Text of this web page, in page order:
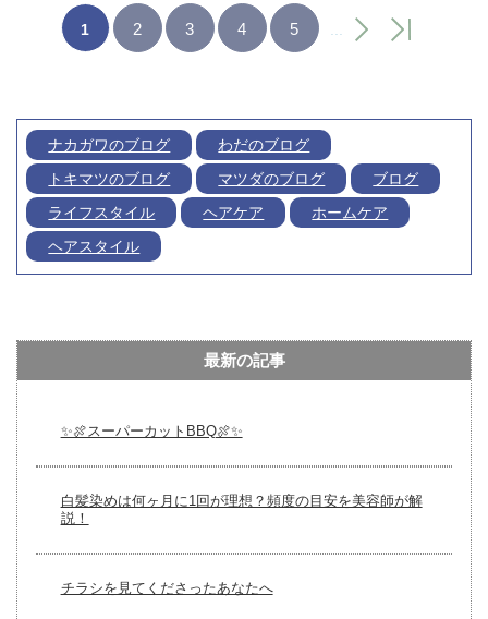
1 2 3 4 5
ナカガワのブログ
わだのブログ
トキマツのブログ
マツダのブログ
ブログ
ライフスタイル
ヘアケア
ホームケア
ヘアスタイル
最新の記事
✨🍖スーパーカットBBQ🍖✨
白髪染めは何ヶ月に1回が理想？頻度の目安を美容師が解
説！
チラシを見てくださったあなたへ